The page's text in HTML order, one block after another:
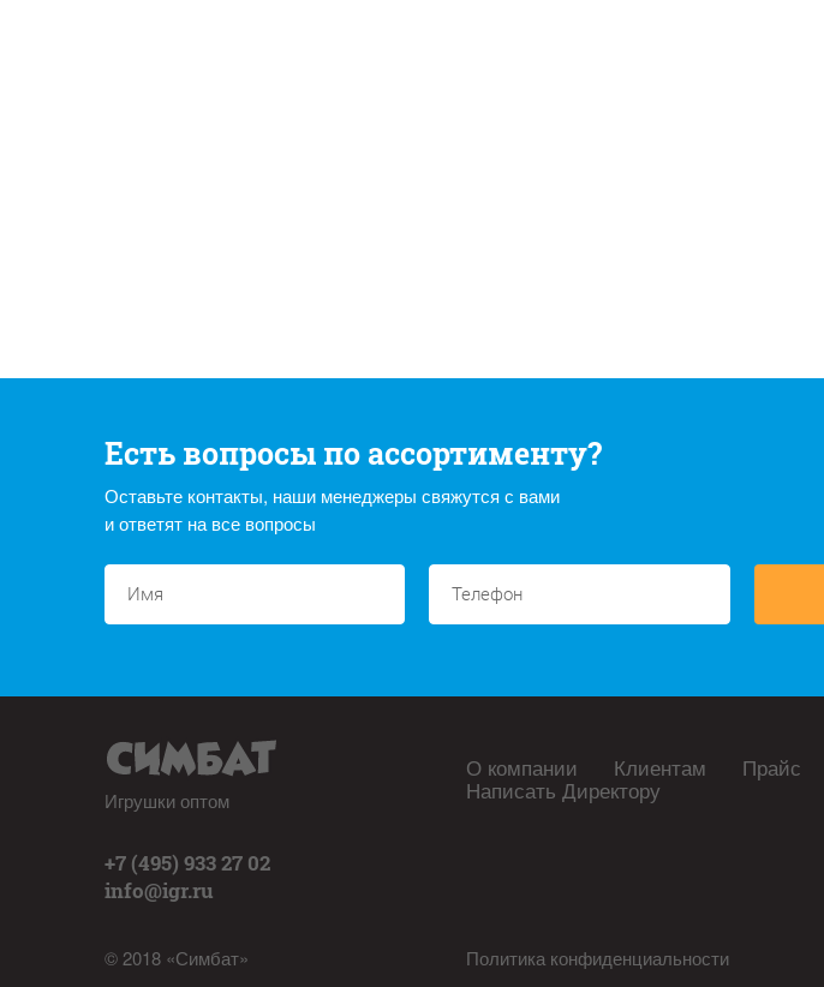
Есть вопросы по ассортименту?
Оставьте контакты, наши менеджеры свяжутся с вами
и ответят на все вопросы
Игрушки оптом
+7 (495) 933 27 02
info@igr.ru
© 2018 «Симбат»
О компании Клиентам Прайс
Написать Директору
Политика конфиденциальности